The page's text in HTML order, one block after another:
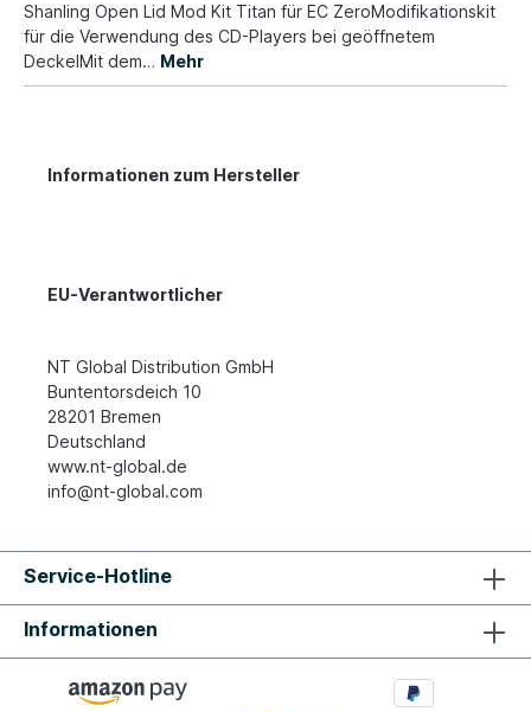
Shanling Open Lid Mod Kit Titan für EC ZeroModifikationskit
für die Verwendung des CD-Players bei geöffnetem
DeckelMit dem… Mehr
Informationen zum Hersteller
EU-Verantwortlicher
NT Global Distribution GmbH
Buntentorsdeich 10
28201 Bremen
Deutschland
www.nt-global.de
info@nt-global.com
Service-Hotline
Informationen